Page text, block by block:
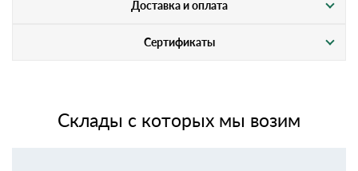
Доставка и оплата
Сертификаты
Склады с которых мы возим